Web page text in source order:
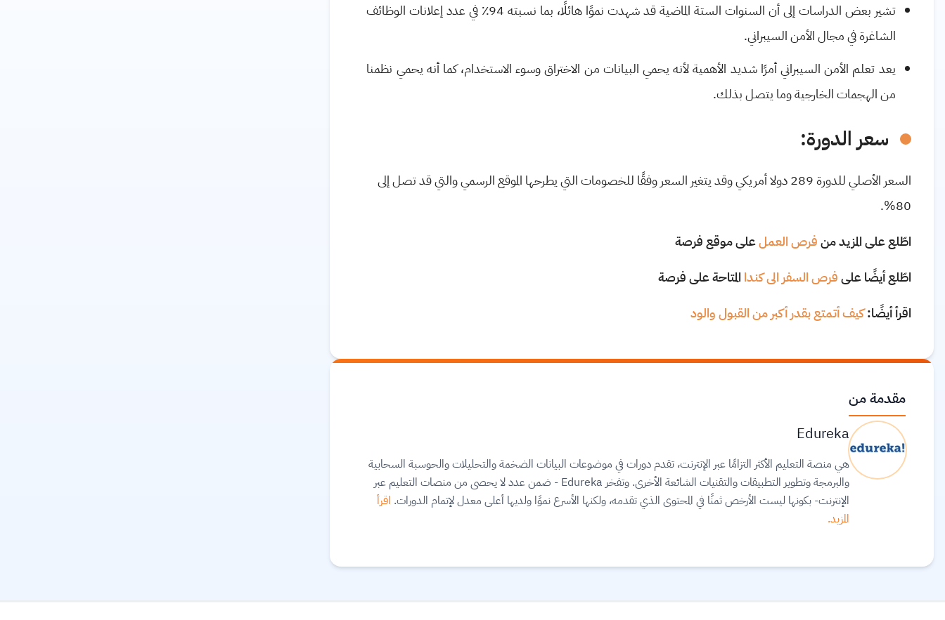
تشير بعض الدراسات إلى أن السنوات الستة الماضية قد شهدت نموًا هائلًا، بما نسبته 94٪ في عدد إعلانات الوظائف
الشاغرة في مجال الأمن السيبراني.
يعد تعلم الأمن السيبراني أمرًا شديد الأهمية لأنه يحمي البيانات من الاختراق وسوء الاستخدام، كما أنه يحمي نظمنا
من الهجمات الخارجية وما يتصل بذلك.
سعر الدورة:
السعر الأصلي للدورة 289 دولا أمريكي وقد يتغير السعر وفقًا للخصومات التي يطرحها الموقع الرسمي والتي قد تصل إلى
80%.
اطّلع على المزيد منفرص العملعلى موقع فرصة
اطّلع أيضًا علىفرص السفر الى كندا المتاحة على فرصة
اقرأ أيضًا:كيف أتمتع بقدر أكبر من القبول والود
مقدمة من
Edureka
هي منصة التعليم الأكثر التزامًا عبر الإنترنت، تقدم دورات في موضوعات البيانات الضخمة والتحليلات والحوسبة السحابية
والبرمجة وتطوير التطبيقات والتقنيات الشائعة الأخرى. وتفخر Edureka - ضمن عدد لا يحصى من منصات التعليم عبر
الإنترنت- بكونها ليست الأرخص ثمنًا في المحتوى الذي تقدمه، ولكنها الأسرع نموًا ولديها أعلى معدل لإتمام الدورات. اقرأ
المزيد.